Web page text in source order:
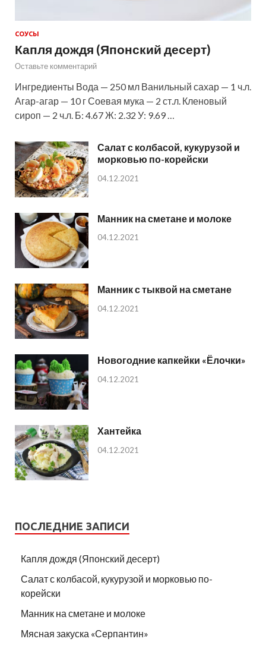
СОУСЫ
Капля дождя (Японский десерт)
Оставьте комментарий
Ингредиенты Вода — 250 мл Ванильный сахар — 1 ч.л.
Агар-агар — 10 г Соевая мука — 2 ст.л. Кленовый
сироп — 2 ч.л. Б: 4.67 Ж: 2.32 У: 9.69 …
Салат с колбасой, кукурузой и
морковью по-корейски
04.12.2021
Манник на сметане и молоке
04.12.2021
Манник с тыквой на сметане
04.12.2021
Новогодние капкейки «Ёлочки»
04.12.2021
Хантейка
04.12.2021
ПОСЛЕДНИЕ ЗАПИСИ
Капля дождя (Японский десерт)
Салат с колбасой, кукурузой и морковью по-
корейски
Манник на сметане и молоке
Мясная закуска «Серпантин»